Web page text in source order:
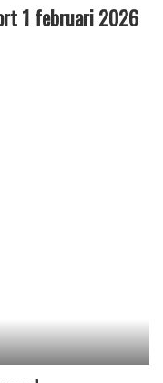
1 februari 2026